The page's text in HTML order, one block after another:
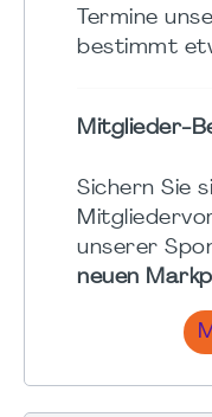
Termine
bestimmt
Mitglieder-
Sichern Sie
unserer
neuen